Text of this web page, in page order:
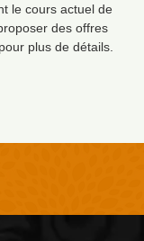
le cours actuel de
des offres
plus de détails.